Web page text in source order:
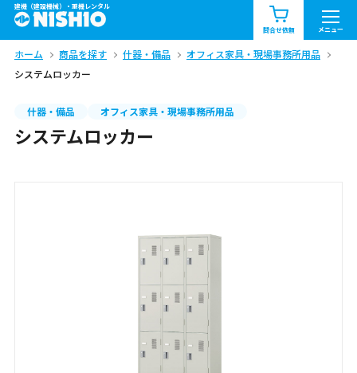
建機（建設機械）・重機レンタル
問合せ依頼 メニュー
商品一覧 お知らせ一覧
問合せ依頼リスト お問合せ
北海道
ホーム 商品を探す 什器・備品
オフィス家具・現場事務所用品
システムロッカー
什器・備品 オフィス家具・現場事務所用品
システムロッカー